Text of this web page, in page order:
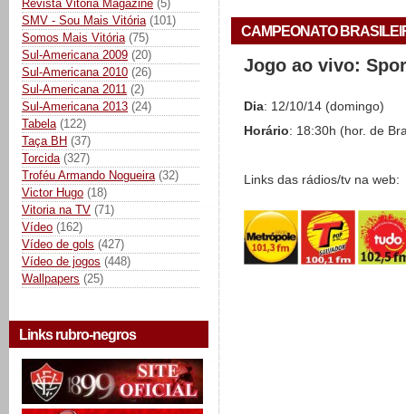
Revista Vitória Magazine (5)
SMV - Sou Mais Vitória (101)
Somos Mais Vitória (75)
Sul-Americana 2009 (20)
Sul-Americana 2010 (26)
Sul-Americana 2011 (2)
Sul-Americana 2013 (24)
Tabela (122)
Taça BH (37)
Torcida (327)
Troféu Armando Nogueira (32)
Victor Hugo (18)
Vitoria na TV (71)
Vídeo (162)
Vídeo de gols (427)
Vídeo de jogos (448)
Wallpapers (25)
Links rubro-negros
CAMPEONATO
Jogo ao vivo:
Dia: 12/10/14 (domingo)
Horário: 18:30h (hor. de
Links das rádios/tv na web: